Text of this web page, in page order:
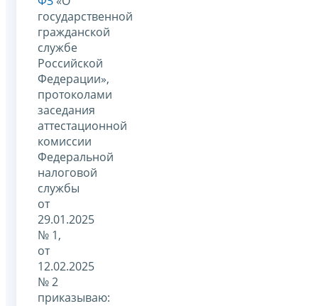
государственной
гражданской
службе
Российской
Федерации»,
протоколами
заседания
аттестационной
комиссии
Федеральной
налоговой
службы
от
29.01.2025
№ 1,
от
12.02.2025
№ 2
приказываю: